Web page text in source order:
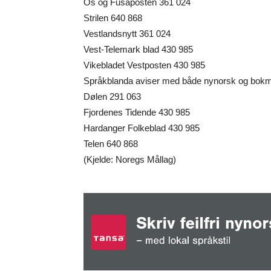
Strilen 640 868
Vestlandsnytt 361 024
Vest-Telemark blad 430 985
Vikebladet Vestposten 430 985
Språkblanda aviser med både nynorsk og
Dølen 291 063
Fjordenes Tidende 430 985
Hardanger Folkeblad 430 985
Telen 640 868
(Kjelde: Noregs Mållag)